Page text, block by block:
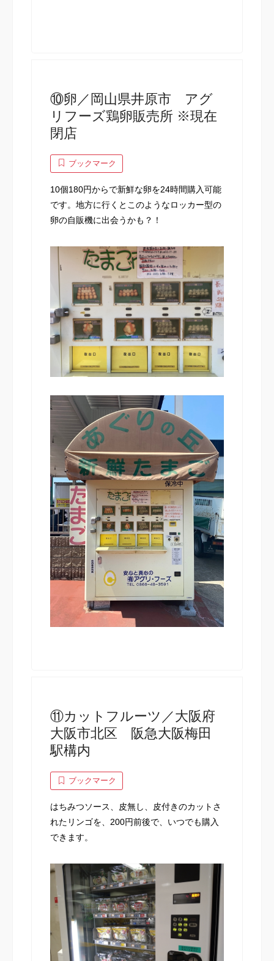
⑩卵／岡山県井原市 アグ
リフーズ鶏卵販売所 ※現在
閉店
ブックマーク
10個180円からで新鮮な卵を24時間購入可能
です。地方に行くとこのようなロッカー型の
卵の自販機に出会うかも？！
⑪カットフルーツ／大阪府
大阪市北区 阪急大阪梅田
駅構内
ブックマーク
はちみつソース、皮無し、皮付きのカットさ
れたリンゴを、200円前後で、いつでも購入
できます。